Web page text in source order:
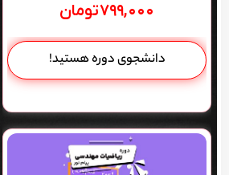
۷۹۹,۰۰۰تومان
دانشجوی دوره هستید!